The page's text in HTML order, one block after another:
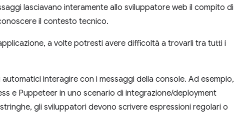
lasciavano interamente allo sviluppatore web il compito di
il contesto tecnico.
a volte potresti avere difficoltà a trovarli tra tutti i
interagire con i messaggi della console. Ad esempio,
e Puppeteer in uno scenario di integrazione/deployment
gli sviluppatori devono scrivere espressioni regolari o